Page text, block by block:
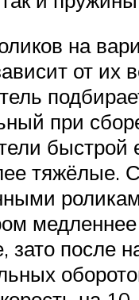
на
от их
при
быстрой
тяжёлые. С
медленнее
зато после